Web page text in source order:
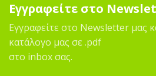
Εγγραφείτε στο
Εγγραφείτε στο Newsletter μας
κατάλογο μας σε .pdf
στο inbox σας.